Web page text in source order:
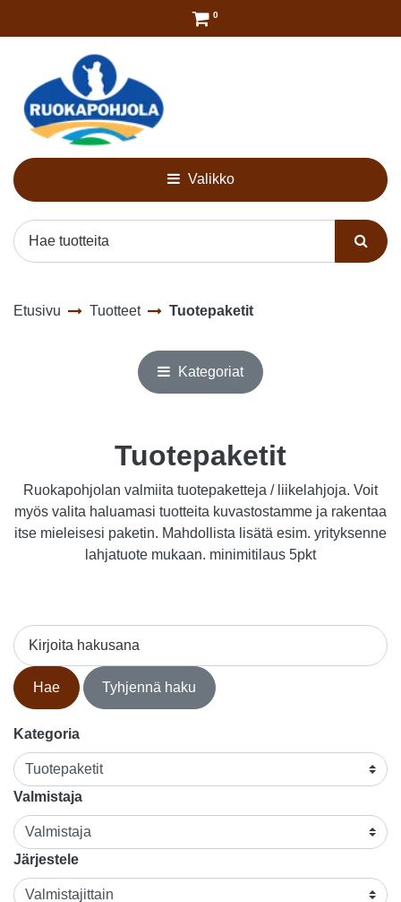
0
Valikko
Etusivu Tuotteet Tuotepaketit
Kategoriat
Tuotepaketit
Ruokapohjolan valmiita tuotepaketteja / liikelahjoja. Voit
myös valita haluamasi tuotteita kuvastostamme ja rakentaa
itse mieleisesi paketin. Mahdollista lisätä esim. yrityksenne
lahjatuote mukaan. minimitilaus 5pkt
Kirjoita hakusana
Hae Tyhjennä haku
Kategoria
Valmistaja
Järjestele